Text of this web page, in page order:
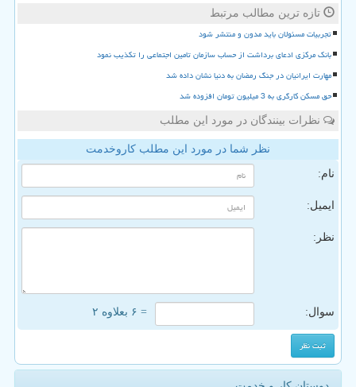
تازه ترین مطالب مرتبط
تجربیات مسئولان باید مدون و منتشر شود
بانک مرکزی ادعای برداشت از حساب سازمان تامین اجتماعی را تکذیب نمود
مهارت ایرانیان در جنگ رمضان به دنیا نشان داده شد
حق مسکن کارگری به 3 میلیون تومان افزوده شد
نظرات بینندگان در مورد این مطلب
نظر شما در مورد این مطلب کاروخدمت
نام:
ایمیل:
نظر:
سوال: = ۶ بعلاوه ۲